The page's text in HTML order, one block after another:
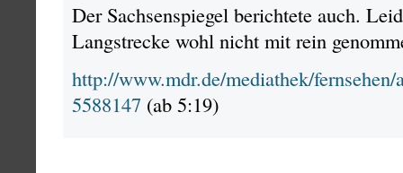
Der Sachsenspiegel berichtete auch.
Langstrecke wohl nicht mit rein
http://www.mdr.de/mediathek/
5588147 (ab 5:19)